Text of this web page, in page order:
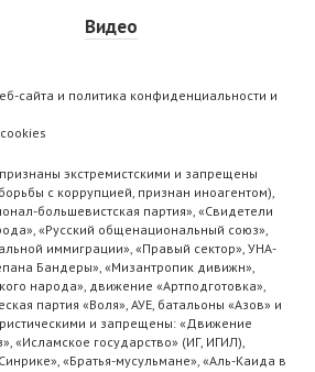
Видео
сайта и политика конфиденциальности и
экстремистскими и запрещены
с коррупцией, признан иноагентом),
большевистская партия», «Свидетели
«Русский общенациональный союз»,
иммиграции», «Правый сектор», УНА-
Бандеры», «Мизантропик дивижн»,
народа», движение «Артподготовка»,
партия «Воля», АУЕ, батальоны «Азов» и
и запрещены: «Движение
«Исламское государство» (ИГ, ИГИЛ),
«Братья-мусульмане», «Аль-Каида в